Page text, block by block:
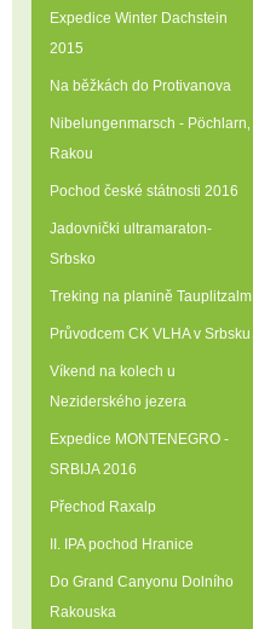
Expedice Winter Dachstein
2015
Na běžkách do Protivanova
Nibelungenmarsch - Pöchlarn‚
Rakou
Pochod české státnosti 2016
Jadovnički ultramaraton-
Srbsko
Treking na planině Tauplitzalm
Průvodcem CK VLHA v Srbsku
Víkend na kolech u
Neziderského jezera
Expedice MONTENEGRO -
SRBIJA 2016
Přechod Raxalp
II. IPA pochod Hranice
Do Grand Canyonu Dolního
Rakouska